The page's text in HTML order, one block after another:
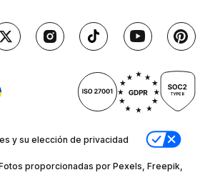
y su elección de privacidad
proporcionadas por Pexels, Freepik,